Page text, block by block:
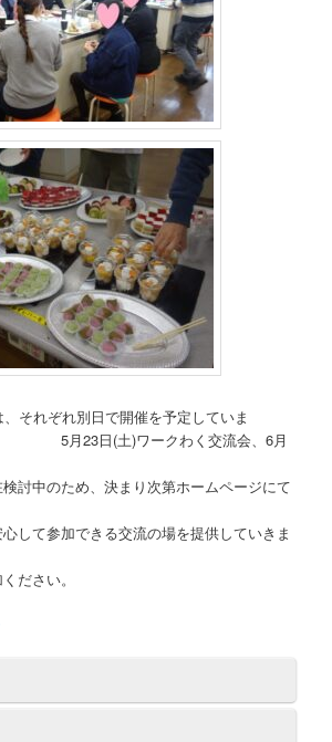
それぞれ別日で開催を予定していま
(土)ワークわく交流会、6月
討中のため、決まり次第ホームページにて
して参加できる交流の場を提供していきま
ださい。